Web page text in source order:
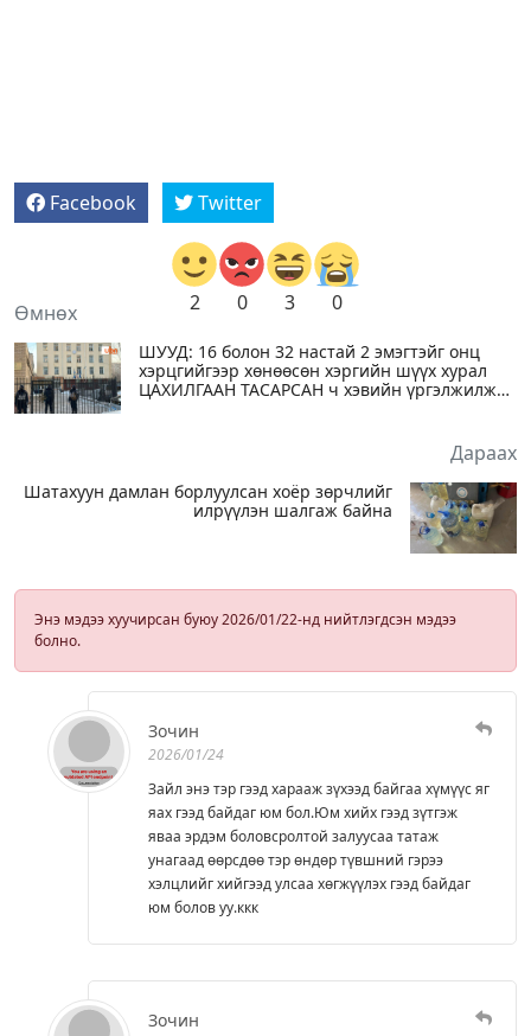
Facebook Twitter
2 0 3 0
Өмнөх
ШУУД: 16 болон 32 настай 2 эмэгтэйг онц
хэрцгийгээр хөнөөсөн хэргийн шүүх хурал
ЦАХИЛГААН ТАСАРСАН ч хэвийн үргэлжилж
Дараах
Шатахуун дамлан борлуулсан хоёр зөрчлийг
илрүүлэн шалгаж байна
Энэ мэдээ хуучирсан буюу 2026/01/22-нд нийтлэгдсэн мэдээ
болно.
Зочин
2026/01/24
Зайл энэ тэр гээд харааж зүхээд байгаа хүмүүс яг
яах гээд байдаг юм бол.Юм хийх гээд зүтгэж
яваа эрдэм боловсролтой залуусаа татаж
унагаад өөрсдөө тэр өндөр түвшний гэрээ
хэлцлийг хийгээд улсаа хөгжүүлэх гээд байдаг
юм болов уу.ккк
Зочин